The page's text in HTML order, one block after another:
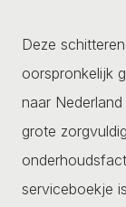
Deze
oorspronkelijk
naar
grote
serviceboekje